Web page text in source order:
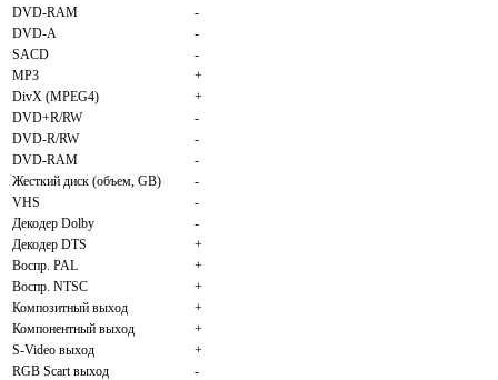
DVD-RAM
-
DVD-A
-
SACD
-
MP3
+
DivX (MPEG4)
+
DVD+R/RW
-
DVD-R/RW
-
DVD-RAM
-
Жесткий диск (объем, GB)
-
VHS
-
Декодер Dolby
-
Декодер DTS
+
Воспр. PAL
+
Воспр. NTSC
+
Композитный выход
+
Компонентный выход
+
S-Video выход
+
RGB Scart выход
-